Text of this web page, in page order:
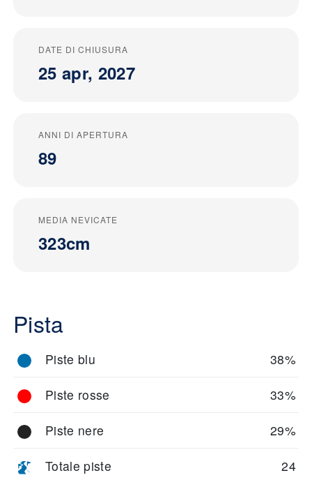
DATE DI CHIUSURA
25 apr, 2027
ANNI DI APERTURA
89
MEDIA NEVICATE
323cm
Pista
Piste blu 38%
Piste rosse 33%
Piste nere 29%
Totale piste 24